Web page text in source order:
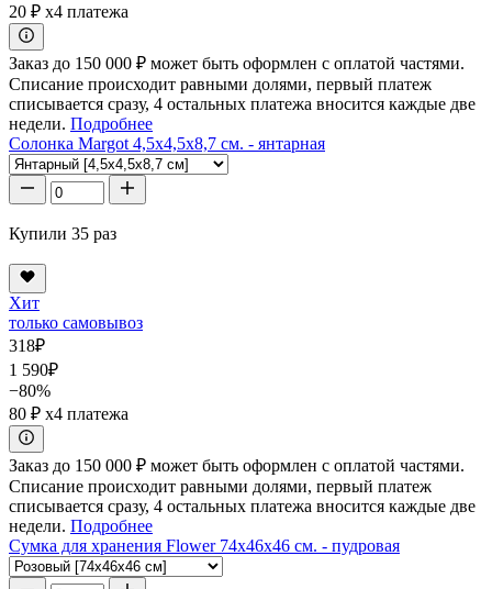
20 ₽ x4 платежа
Заказ до 150 000 ₽ может быть оформлен с оплатой частями.
Списание происходит равными долями, первый платеж
списывается сразу, 4 остальных платежа вносится каждые две
недели. Подробнее
Солонка Margot 4,5x4,5x8,7 см. - янтарная
Купили 35 раз
Хит
только самовывоз
318₽
1 590₽
−80%
80 ₽ x4 платежа
Заказ до 150 000 ₽ может быть оформлен с оплатой частями.
Списание происходит равными долями, первый платеж
списывается сразу, 4 остальных платежа вносится каждые две
недели. Подробнее
Сумка для хранения Flower 74x46x46 см. - пудровая